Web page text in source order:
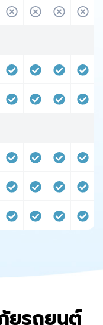
ยรถยนต์